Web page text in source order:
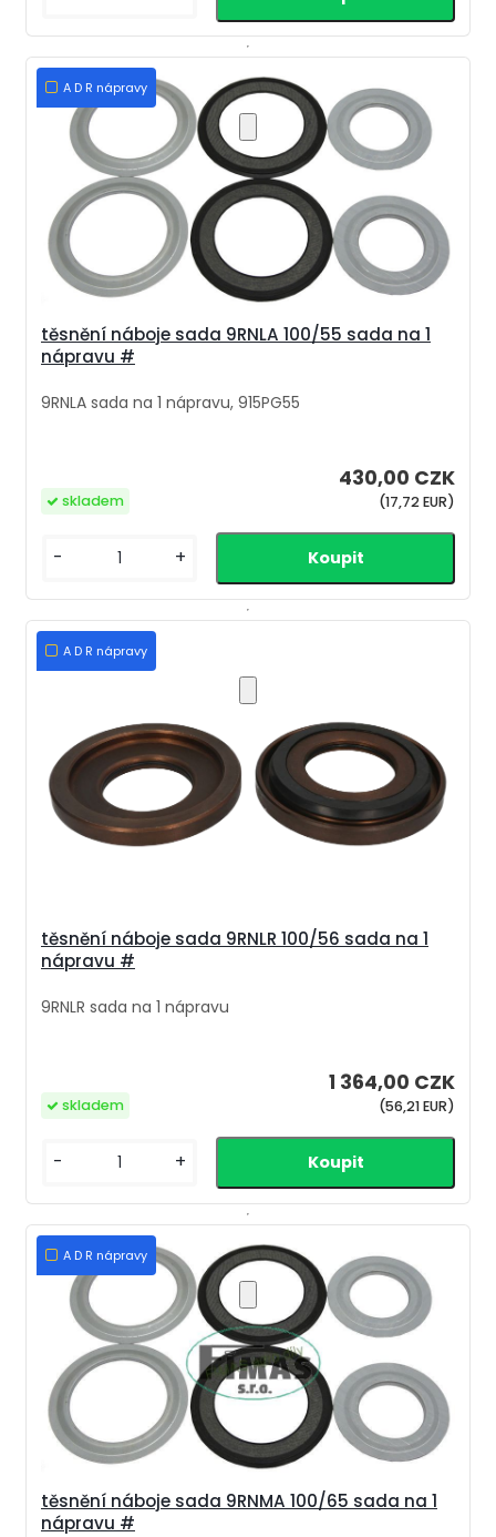
těsnění náboje sada 9RNLA 100/55 sada na 1
nápravu #
9RNLA sada na 1 nápravu, 915PG55
430,00 CZK
(17,72 EUR)
skladem
- +
A D R nápravy
těsnění náboje sada 9RNLR 100/56 sada na 1
nápravu #
9RNLR sada na 1 nápravu
1 364,00 CZK
(56,21 EUR)
skladem
- +
A D R nápravy
těsnění náboje sada 9RNMA 100/65 sada na 1
nápravu #
A D R nápravy